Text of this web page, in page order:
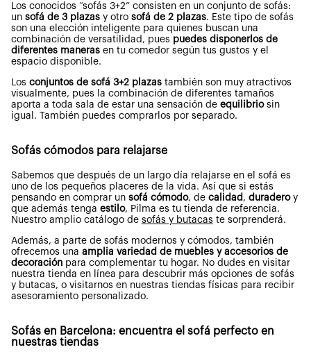
Los conocidos “sofás 3+2” consisten en un conjunto de sofás:
un sofá de 3 plazas y otro sofá de 2 plazas. Este tipo de sofás
son una elección inteligente para quienes buscan una
combinación de versatilidad, pues puedes disponerlos de
diferentes manerasen tu comedor según tus gustos y el
espacio disponible.
Los conjuntos de sofá 3+2 plazastambién son muy atractivos
visualmente, pues la combinación de diferentes tamaños
aporta a toda sala de estar una sensación de equilibriosin
igual. También puedes comprarlos por separado.
Sofás cómodos para relajarse
Sabemos que después de un largo día relajarse en el sofá es
uno de los pequeños placeres de la vida. Así que si estás
pensando en comprar un sofá cómodo, de calidad , duraderoy
que además tenga estilo, Pilma es tu tienda de referencia.
Nuestro amplio catálogo de sofás y butacas te sorprenderá.
Además, a parte de sofás modernos y cómodos, también
ofrecemos una amplia variedad de muebles y accesorios de
decoraciónpara complementar tu hogar. No dudes en visitar
nuestra tienda en línea para descubrir más opciones de sofás
y butacas, o visitarnos en nuestras tiendas físicas para recibir
asesoramiento personalizado.
Sofás en Barcelona: encuentra el sofá perfecto en
nuestras tiendas